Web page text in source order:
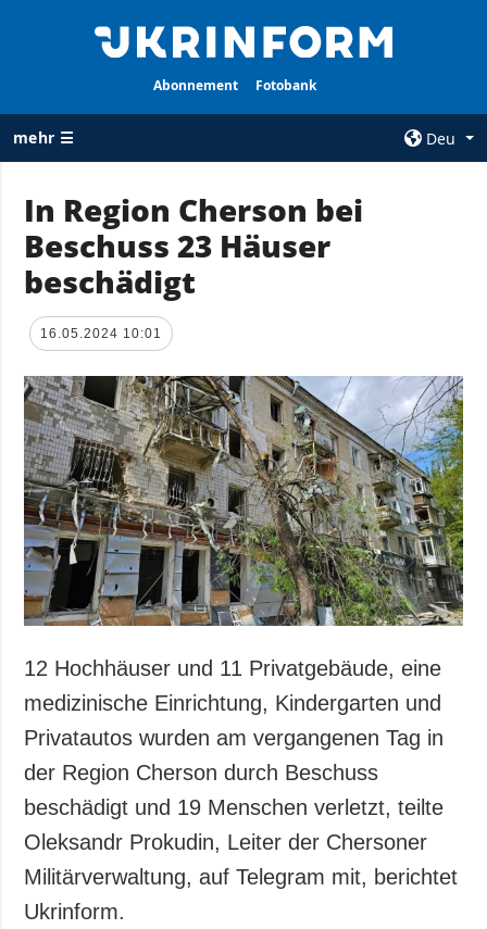
Abonnement Fotobank
mehr ☰
Deu
ALLE
RUBRIKEN
Krieg
Wiederaufbau
Politik
Wirtschaft
Militär
Gesellschaft und
Kultur
Sport
Kriminalität
Notstand und
AGENTUR
Politik zur
Vertraulichkeit
und zum Schutz
personenbezogener
Daten
ZUSÄTZLICH
Veröffentlichungen
Interview
Fotos
Video
LEISTUNGEN
Abonnement
Fotobank
In Region Cherson bei
Beschuss 23 Häuser
beschädigt
16.05.2024 10:01
12 Hochhäuser und 11 Privatgebäude, eine
medizinische Einrichtung, Kindergarten und
Privatautos wurden am vergangenen Tag in
der Region Cherson durch Beschuss
beschädigt und 19 Menschen verletzt, teilte
Oleksandr Prokudin, Leiter der Chersoner
Militärverwaltung, auf Telegram mit, berichtet
Ukrinform.